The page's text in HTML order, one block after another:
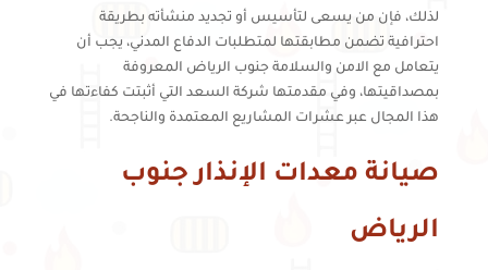
لذلك، فإن من يسعى لتأسيس أو تجديد منشأته بطريقة
احترافية تضمن مطابقتها لمتطلبات الدفاع المدني، يجب أن
يتعامل مع الامن والسلامة جنوب الرياض المعروفة
بمصداقيتها، وفي مقدمتها شركة السعد التي أثبتت كفاءتها في
هذا المجال عبر عشرات المشاريع المعتمدة والناجحة.
صيانة معدات الإنذار جنوب
الرياض